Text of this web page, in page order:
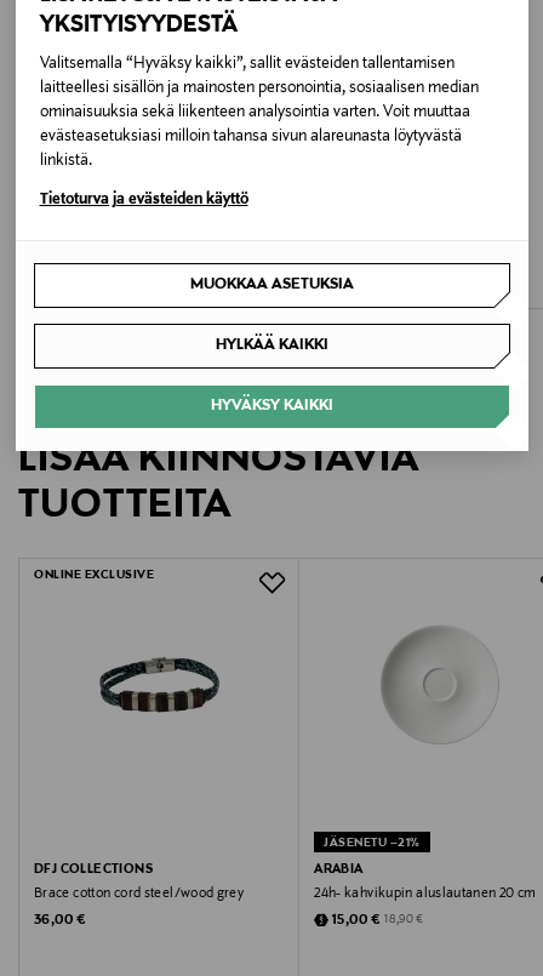
YKSITYISYYDESTÄ
Valitsemalla “Hyväksy kaikki”, sallit evästeiden tallentamisen
laitteellesi sisällön ja mainosten personointia, sosiaalisen median
ominaisuuksia sekä liikenteen analysointia varten. Voit muuttaa
evästeasetuksiasi milloin tahansa sivun alareunasta löytyvästä
linkistä.
Tietoturva ja evästeiden käyttö
MUOKKAA ASETUKSIA
HYLKÄÄ KAIKKI
HYVÄKSY KAIKKI
Hoito-ohjeet
Nahka on herkkä materiaali, joten vältä kosketusta
kosteuden ja suoran auringonvalon kanssa. Puhdista
säännöllisesti pehmeällä, kuivalla liinalla. Jos tuote
kastuu, anna sen kuivua luonnollisesti poissa
lämmönlähteistä.
006 NAVY
Koko
ONE
Valmistusmaa
Kiina
30049HFY
Longchamp SAS
customersupport@longchamp.com
Avainsanat
Epure-korttikotelo 10 x 8,5 cm
Epure-korttikotelo 10 x 8,5 cm
Original Price
120,00 €
LISÄÄ KIINNOSTAVIA
TUOTTEITA
ONLINE EXCLUSIVE
DFJ COLLECTIONS
Brace cotton cord steel/wood grey
Original Price
36,00 €
JÄSENETU –21%
ARABIA
24h- kahvikupin aluslautanen 20 cm
Discounted Price
15,00 € Original Price
18,90 €